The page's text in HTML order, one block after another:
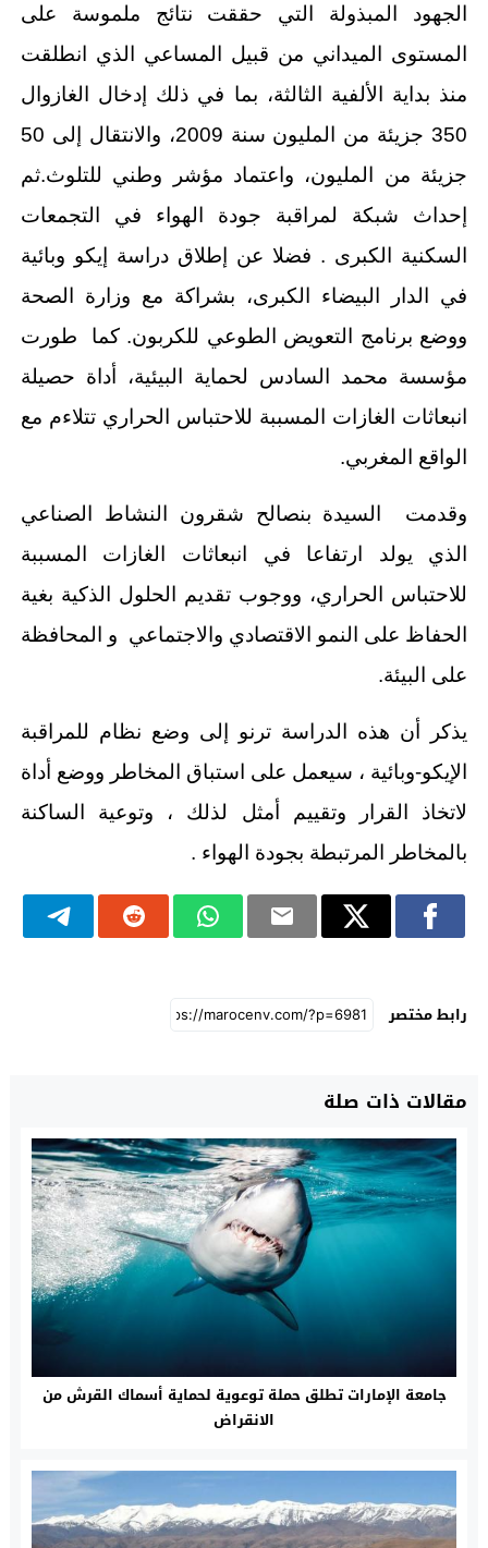
الجهود المبذولة التي حققت نتائج ملموسة على
المستوى الميداني من قبيل المساعي الذي انطلقت
منذ بداية الألفية الثالثة، بما في ذلك إدخال الغازوال
350 جزيئة من المليون سنة 2009، والانتقال إلى 50
جزيئة من المليون، واعتماد مؤشر وطني للتلوث.ثم
إحداث شبكة لمراقبة جودة الهواء في التجمعات
السكنية الكبرى . فضلا عن إطلاق دراسة إيكو وبائية
في الدار البيضاء الكبرى، بشراكة مع وزارة الصحة
ووضع برنامج التعويض الطوعي للكربون. كما طورت
مؤسسة محمد السادس لحماية البيئية، أداة حصيلة
انبعاثات الغازات المسببة للاحتباس الحراري تتلاءم مع
الواقع المغربي.
وقدمت السيدة بنصالح شقرون النشاط الصناعي
الذي يولد ارتفاعا في انبعاثات الغازات المسببة
للاحتباس الحراري، ووجوب تقديم الحلول الذكية بغية
الحفاظ على النمو الاقتصادي والاجتماعي و المحافظة
على البيئة.
يذكر أن هذه الدراسة ترنو إلى وضع نظام للمراقبة
الإيكو-وبائية ، سيعمل على استباق المخاطر ووضع أداة
لاتخاذ القرار وتقييم أمثل لذلك ، وتوعية الساكنة
بالمخاطر المرتبطة بجودة الهواء .
رابط مختصر
مقالات ذات صلة
جامعة الإمارات تطلق حملة توعوية لحماية أسماك القرش من
الانقراض